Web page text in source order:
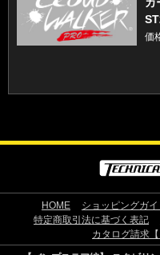
カ
価
HOME ショッピングガイ
特定商取引法に基づく表記
カタログ請求【